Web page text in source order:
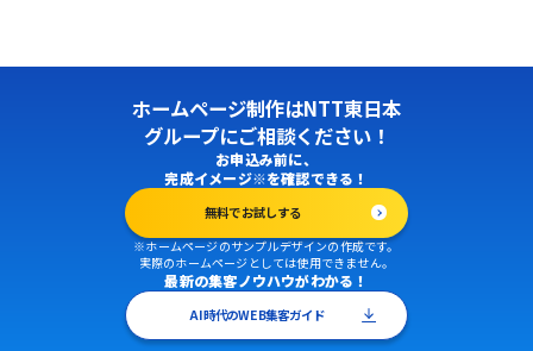
ホームページ制作はNTT東日本
グループにご相談ください！
お申込み前に、
完成イメージ※を確認できる！
無料でお試しする
※ホームページのサンプルデザインの作成です。
実際のホームページとしては使用できません。
最新の集客ノウハウがわかる！
AI時代のWEB集客ガイド